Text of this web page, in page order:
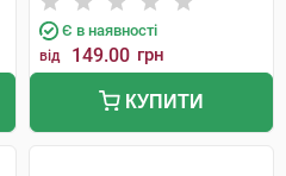
Є в наявності
від 149.00 грн
КУПИТИ